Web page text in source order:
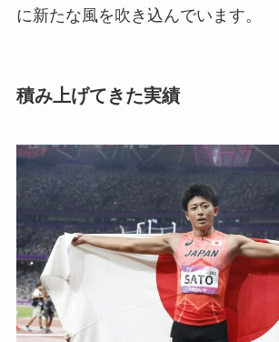
に新たな風を吹き込んでいます。
積み上げてきた実績